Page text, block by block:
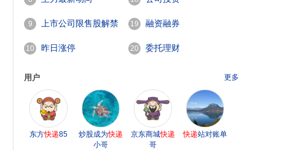
9 上市公司限售股解禁
一览
10 昨日涨停
19 融资融券
20 委托理财
用户 更多
东方快递85 炒股成为快递
小哥
京东商城快递
哥
快递站对账单